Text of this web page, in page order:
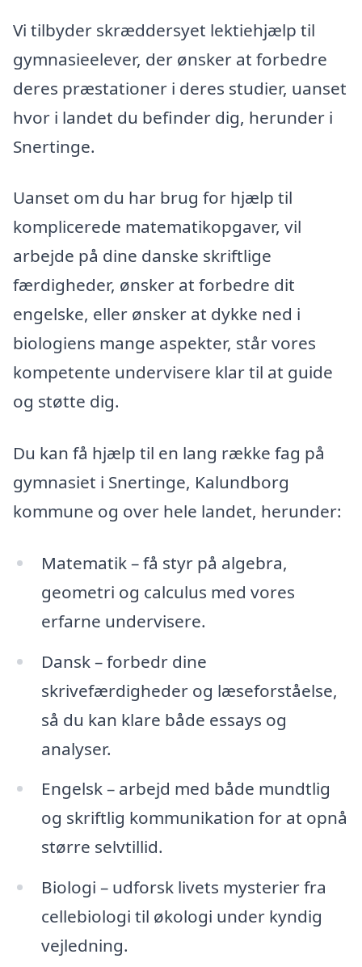
Vi tilbyder skræddersyet lektiehjælp til
gymnasieelever, der ønsker at forbedre
deres præstationer i deres studier, uanset
hvor i landet du befinder dig, herunder i
Snertinge.
Uanset om du har brug for hjælp til
komplicerede matematikopgaver, vil
arbejde på dine danske skriftlige
færdigheder, ønsker at forbedre dit
engelske, eller ønsker at dykke ned i
biologiens mange aspekter, står vores
kompetente undervisere klar til at guide
og støtte dig.
Du kan få hjælp til en lang række fag på
gymnasiet i Snertinge, Kalundborg
kommune og over hele landet, herunder:
Matematik – få styr på algebra,
geometri og calculus med vores
erfarne undervisere.
Dansk – forbedr dine
skrivefærdigheder og læseforståelse,
så du kan klare både essays og
analyser.
Engelsk – arbejd med både mundtlig
og skriftlig kommunikation for at opnå
større selvtillid.
Biologi – udforsk livets mysterier fra
cellebiologi til økologi under kyndig
vejledning.